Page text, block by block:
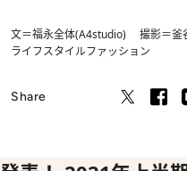
文＝福永全体(A4studio) 撮影＝釜
ライフスタイルファッション
Share